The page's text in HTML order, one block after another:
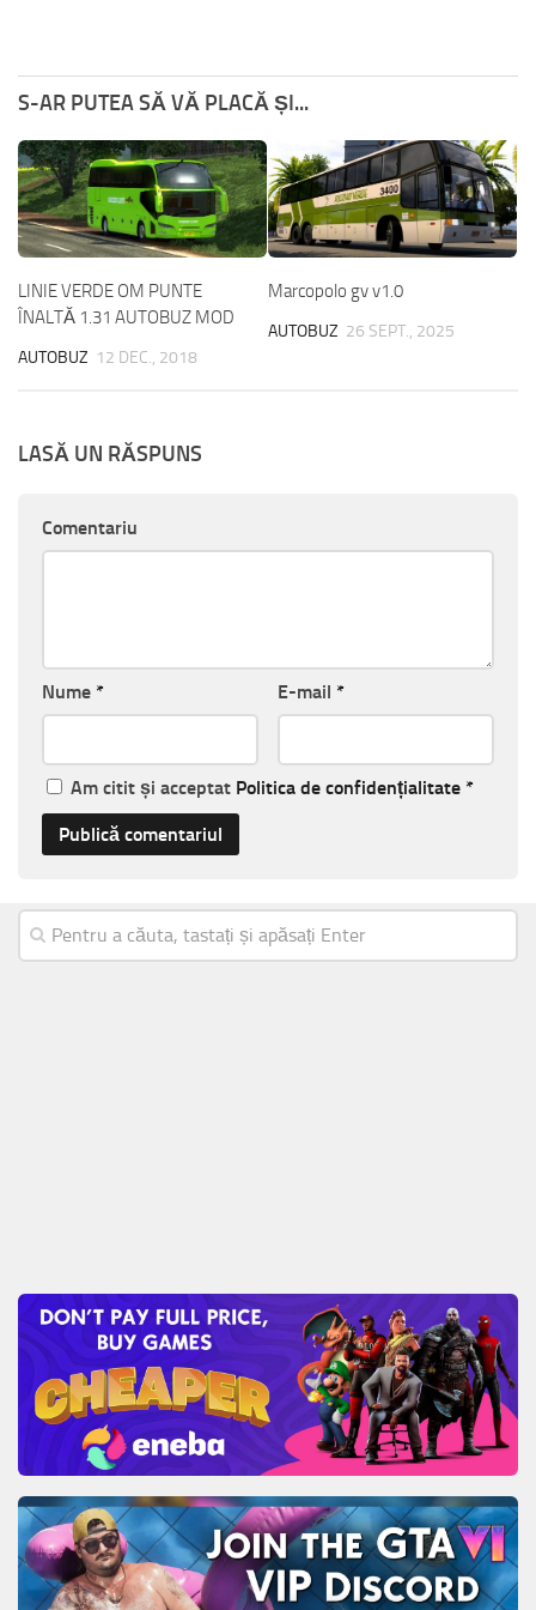
S-AR PUTEA SĂ VĂ PLACĂ ȘI...
LINIE VERDE OM PUNTE
ÎNALTĂ 1.31 AUTOBUZ MOD
AUTOBUZ 12 DEC., 2018
Marcopolo gv v1.0
AUTOBUZ 26 SEPT., 2025
LASĂ UN RĂSPUNS
Comentariu
Nume * E-mail *
Am citit și acceptat Politica de confidențialitate *